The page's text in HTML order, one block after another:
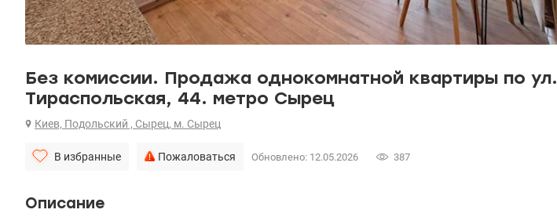
Без комиссии. Продажа однокомнатной квартиры по ул.
Тираспольская, 44. метро Сырец
Киев, Подольский , Сырец, м. Сырец
В избранные Пожаловаться Обновлено: 12.05.2026 387
Описание